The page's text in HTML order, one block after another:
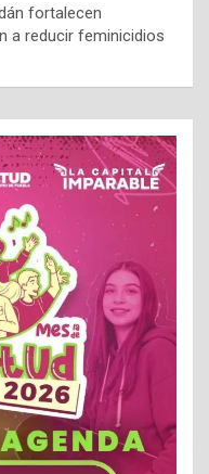
fortalecen
a reducir feminicidios